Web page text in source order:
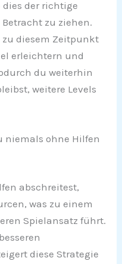
der richtige
zu ziehen.
zu diesem Zeitpunkt
erleichtern und
du weiterhin
weitere Levels
niemals ohne Hilfen
abschreitest,
was zu einem
Spielansatz führt.
diese Strategie